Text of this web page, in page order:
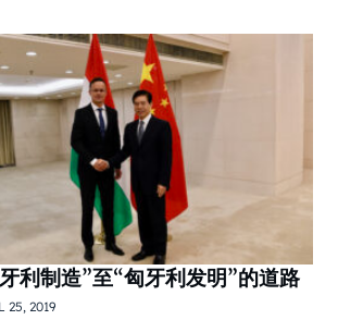
利制造”至“匈牙利发明”的道路
25, 2019